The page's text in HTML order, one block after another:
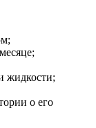
жидкости;
о его